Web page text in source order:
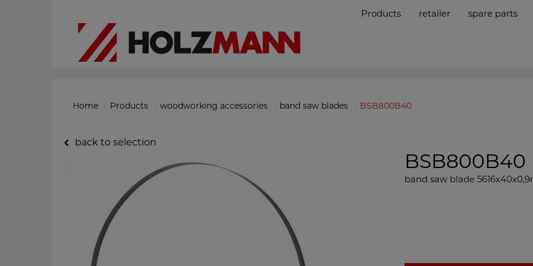
Products retailer spare parts
Home Products woodworking accessories band saw blades BSB800B40
back to selection
BSB800B40
band saw blade